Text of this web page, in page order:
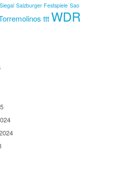
Salzburger Festspiele Sao
tttWDR